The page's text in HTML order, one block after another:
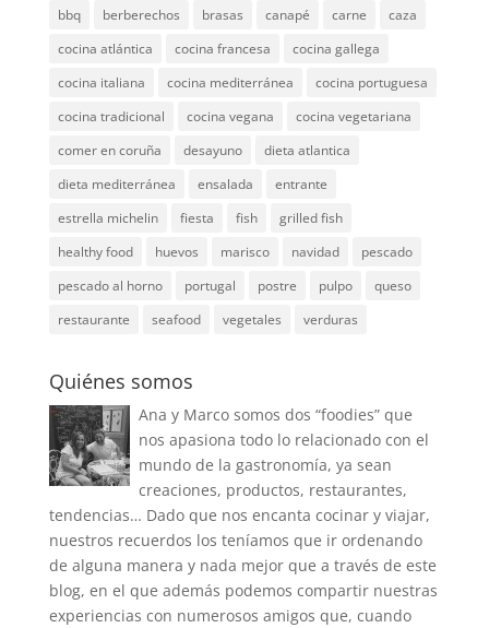
bbq
berberechos brasas canapé carne
caza
cocina atlántica
cocina francesa
cocina gallega
cocina italiana
cocina mediterránea
cocina portuguesa
cocina tradicional
cocina vegana
cocina vegetariana
comer en coruña
desayuno
dieta atlantica
dieta mediterránea
ensalada
entrante
estrella michelin
fiesta fish
grilled fish
healthy food
huevos marisco navidad
pescado
pescado al horno
portugal postre pulpo
queso
restaurante
seafood vegetales verduras
Quiénes somos
Ana y Marco somos dos “foodies” que
nos apasiona todo lo relacionado con el
mundo de la gastronomía, ya sean
creaciones, productos, restaurantes,
tendencias… Dado que nos encanta cocinar y viajar,
nuestros recuerdos los teníamos que ir ordenando
de alguna manera y nada mejor que a través de este
blog, en el que además podemos compartir nuestras
experiencias con numerosos amigos que, cuando